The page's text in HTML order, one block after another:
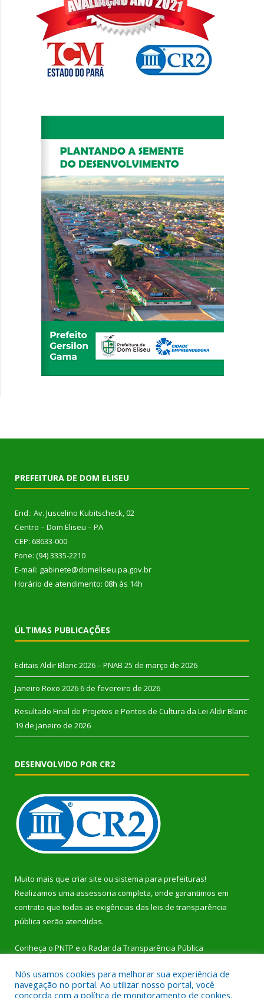
PREFEITURA DE DOM ELISEU
End.: Av. Juscelino Kubitscheck, 02
Centro – Dom Eliseu – PA
CEP: 68633-000
Fone: (94) 3335-2210
E-mail: gabinete@domeliseu.pa.gov.br
Horário de atendimento: 08h às 14h
ÚLTIMAS PUBLICAÇÕES
Editais Aldir Blanc 2026 – PNAB 25 de março de 2026
Janeiro Roxo 2026 6 de fevereiro de 2026
Resultado Final de Projetos e Pontos de Cultura da Lei Aldir Blanc
19 de janeiro de 2026
DESENVOLVIDO POR CR2
Muito mais que criar site ou sistema para prefeituras!
Realizamos uma assessoria completa, onde garantimos em
contrato que todas as exigências das leis de transparência
pública serão atendidas.
Conheça o PNTP e o Radar da Transparência Pública
Nós usamos cookies para melhorar sua experiência de
navegação no portal. Ao utilizar nosso portal, você
concorda com a política de monitoramento de cookies.